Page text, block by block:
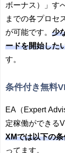
ボーナス）」す
までの各プロセ
が可能です。 少
ードを開始した
す。
条件付き無料
EA（ Expert
定稼働ができる
XMでは以下の
ってます。